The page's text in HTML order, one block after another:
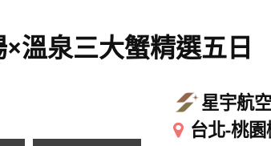
溫泉三大蟹精選五日
星宇航空
台北-桃